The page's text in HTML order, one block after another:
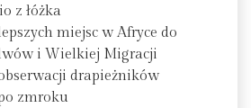
z łóżka
miejsc w Afryce do
i Wielkiej Migracji
drapieżników
zmroku